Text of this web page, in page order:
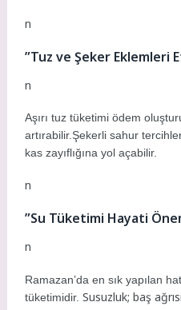
n
”Tuz ve Şeker Eklemleri
n
Aşırı tuz tüketimi ödem
artırabilir.Şekerli sahur
kas zayıflığına yol açabilir.
n
”Su Tüketimi Hayati
n
Ramazan’da en sık yapılan
tüketimidir.Susuzluk; baş